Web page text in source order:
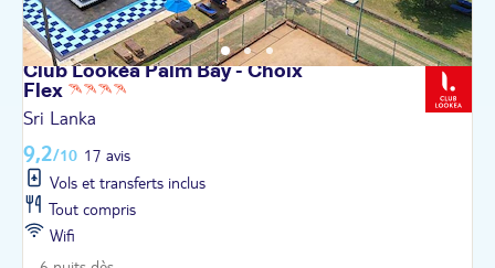
Club Lookéa Palm Bay - Choix
Flex
Sri Lanka
9,2/10 17 avis
Vols et transferts inclus
Tout compris
Wifi